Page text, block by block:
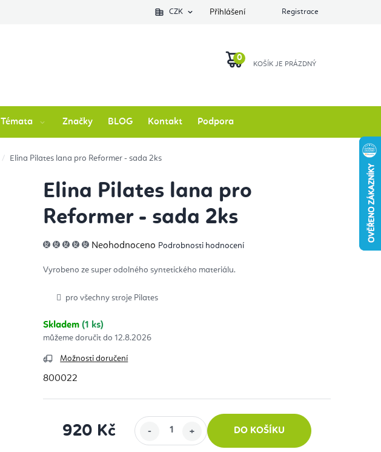
Podlozkynajogu.cz Zkontrolovat stav objednávky O nás
CZK Přihlášení Registrace
KOŠÍK
Témata Značky BLOG Kontakt Podpora
Elina Pilates lana pro Reformer - sada 2ks
Elina Pilates lana pro
Reformer - sada 2ks
Průměrné
hodnocení
0,0
hvězdiček.
Neohodnoceno Podrobnosti hodnocení
Vyrobeno ze super odolného syntetického materiálu.
pro všechny stroje Pilates
Skladem(1 ks)
12.8.2026
Možnosti doručení
800022
920 Kč DO KOŠÍKU